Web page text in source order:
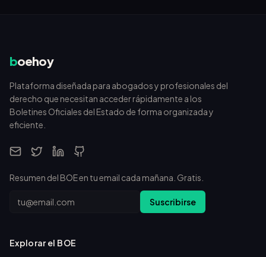
boehoy
Plataforma diseñada para abogados y profesionales del
derecho que necesitan acceder rápidamente a los
Boletines Oficiales del Estado de forma organizada y
eficiente.
Resumen del BOE en tu email cada mañana. Gratis.
Email Suscribirse
Explorar el BOE